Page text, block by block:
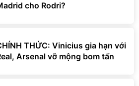
cho Rodri?
THỨC: Vinicius gia hạn với
Arsenal vỡ mộng bom tấn